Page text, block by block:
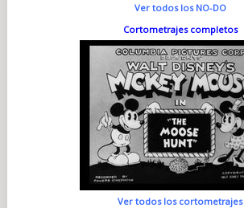
Ver todos los NO-DO
Cortometrajes completos
Ver todos los cortometrajes